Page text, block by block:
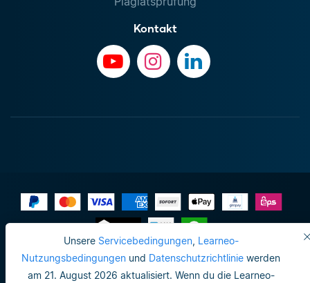
Unsere Servicebedingungen, Learneo-
Nutzungsbedingungen und Datenschutzrichtlinie werden
am 21. August 2026 aktualisiert. Wenn du die Learneo-
Kontakt
Impressum
Datenschutzrichtlinie